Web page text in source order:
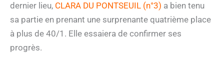
dernier lieu, CLARA DU PONTSEUIL (n°3) a bien tenu
sa partie en prenant une surprenante quatrième place
à plus de 40/1. Elle essaiera de confirmer ses
progrès.